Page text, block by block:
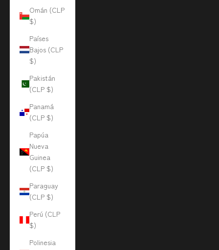
Omán (CLP
$)
Países
Bajos (CLP
$)
Pakistán
(CLP $)
Panamá
(CLP $)
Papúa
Nueva
Guinea
(CLP $)
Paraguay
(CLP $)
Perú (CLP
$)
Polinesia